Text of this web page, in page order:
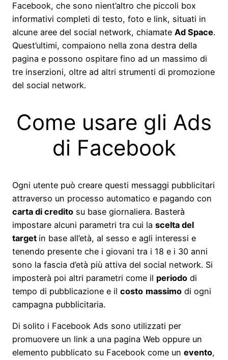
Facebook, che sono nient’altro che piccoli box
informativi completi di testo, foto e link, situati in
alcune aree del social network, chiamate Ad Space.
Quest’ultimi, compaiono nella zona destra della
pagina e possono ospitare fino ad un massimo di
tre inserzioni, oltre ad altri strumenti di promozione
del social network.
Come usare gli Ads
di Facebook
Ogni utente può creare questi messaggi pubblicitari
attraverso un processo automatico e pagando con
carta di credito su base giornaliera. Basterà
impostare alcuni parametri tra cui la scelta del
target in base all’età, al sesso e agli interessi e
tenendo presente che i giovani tra i 18 e i 30 anni
sono la fascia d’età più attiva del social network. Si
imposterà poi altri parametri come il periodo di
tempo di pubblicazione e il costo massimo di ogni
campagna pubblicitaria.
Di solito i Facebook Ads sono utilizzati per
promuovere un link a una pagina Web oppure un
elemento pubblicato su Facebook come un evento,